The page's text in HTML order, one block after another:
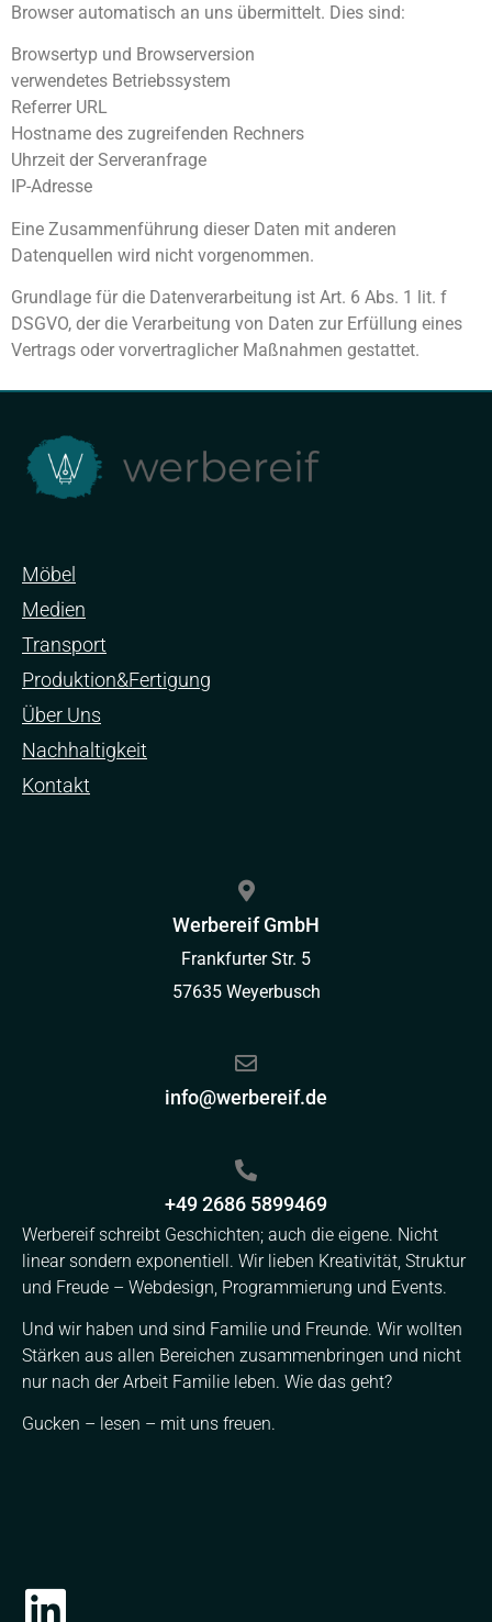
Browser automatisch an uns übermittelt. Dies sind:
Browsertyp und Browserversion
verwendetes Betriebssystem
Referrer URL
Hostname des zugreifenden Rechners
Uhrzeit der Serveranfrage
IP-Adresse
Eine Zusammenführung dieser Daten mit anderen
Datenquellen wird nicht vorgenommen.
Grundlage für die Datenverarbeitung ist Art. 6 Abs. 1 lit. f
DSGVO, der die Verarbeitung von Daten zur Erfüllung eines
Vertrags oder vorvertraglicher Maßnahmen gestattet.
Möbel
Medien
Transport
Produktion&Fertigung
Über Uns
Nachhaltigkeit
Kontakt
Werbereif GmbH
Frankfurter Str. 5
57635 Weyerbusch
info@werbereif.de
+49 2686 5899469
Werbereif schreibt Geschichten; auch die eigene. Nicht
linear sondern exponentiell. Wir lieben Kreativität, Struktur
und Freude – Webdesign, Programmierung und Events.
Und wir haben und sind Familie und Freunde. Wir wollten
Stärken aus allen Bereichen zusammenbringen und nicht
nur nach der Arbeit Familie leben. Wie das geht?
Gucken – lesen – mit uns freuen.